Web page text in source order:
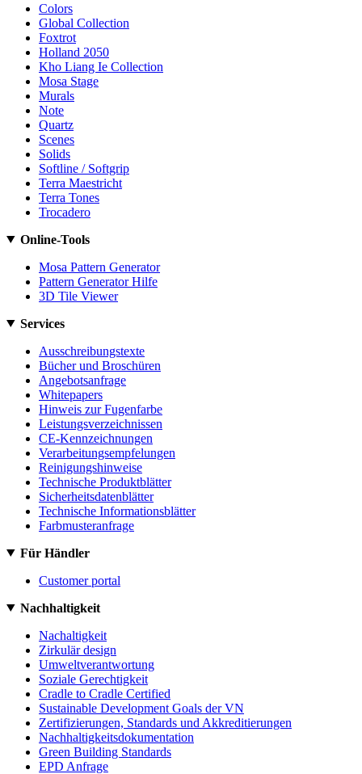
Colors
Global Collection
Foxtrot
Holland 2050
Kho Liang Ie Collection
Mosa Stage
Murals
Note
Quartz
Scenes
Solids
Softline / Softgrip
Terra Maestricht
Terra Tones
Trocadero
Online-Tools
Mosa Pattern Generator
Pattern Generator Hilfe
3D Tile Viewer
Services
Ausschreibungstexte
Bücher und Broschüren
Angebotsanfrage
Whitepapers
Hinweis zur Fugenfarbe
Leistungsverzeichnissen
CE-Kennzeichnungen
Verarbeitungsempfelungen
Reinigungshinweise
Technische Produktblätter
Sicherheitsdatenblätter
Technische Informationsblätter
Farbmusteranfrage
Für Händler
Customer portal
Nachhaltigkeit
Nachaltigkeit
Zirkulär design
Umweltverantwortung
Soziale Gerechtigkeit
Cradle to Cradle Certified
Sustainable Development Goals der VN
Zertifizierungen, Standards und Akkreditierungen
Nachhaltigkeitsdokumentation
Green Building Standards
EPD Anfrage